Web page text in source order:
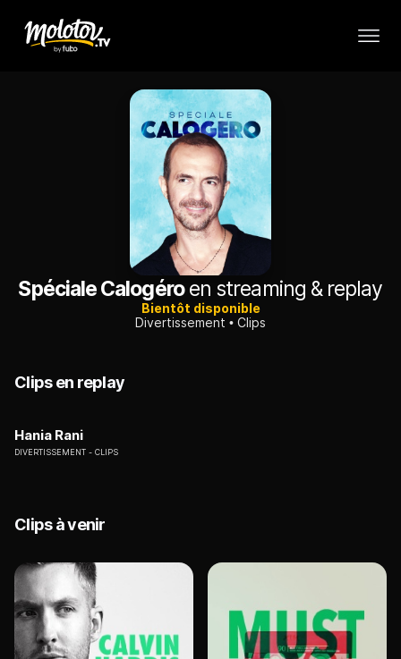
Spéciale Calogéroen streaming & replay
Bientôt disponible
Divertissement
Clips
Clips en replay
Hania Rani
DIVERTISSEMENT CLIPS
Clips à venir